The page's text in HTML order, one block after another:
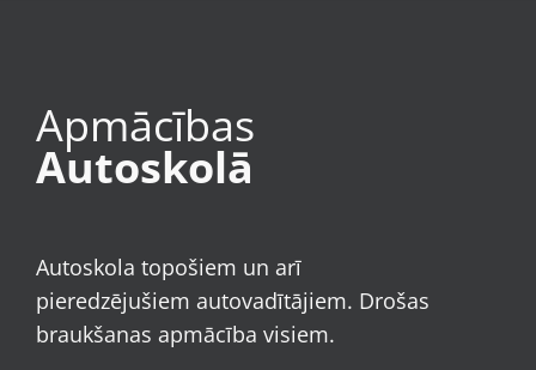
Apmācības
Autoskolā
Autoskola topošiem un arī
pieredzējušiem autovadītājiem. Drošas
braukšanas apmācība visiem.